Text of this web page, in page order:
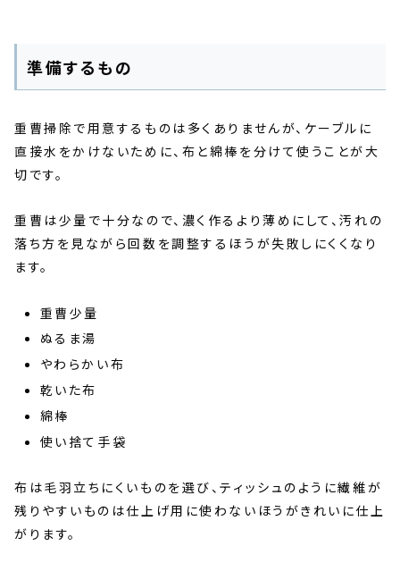
準備するもの
重曹掃除で用意するものは多くありませんが、ケーブルに
直接水をかけないために、布と綿棒を分けて使うことが大
切です。
重曹は少量で十分なので、濃く作るより薄めにして、汚れの
落ち方を見ながら回数を調整するほうが失敗しにくくなり
ます。
重曹少量
ぬるま湯
やわらかい布
乾いた布
綿棒
使い捨て手袋
布は毛羽立ちにくいものを選び、ティッシュのように繊維が
残りやすいものは仕上げ用に使わないほうがきれいに仕上
がります。